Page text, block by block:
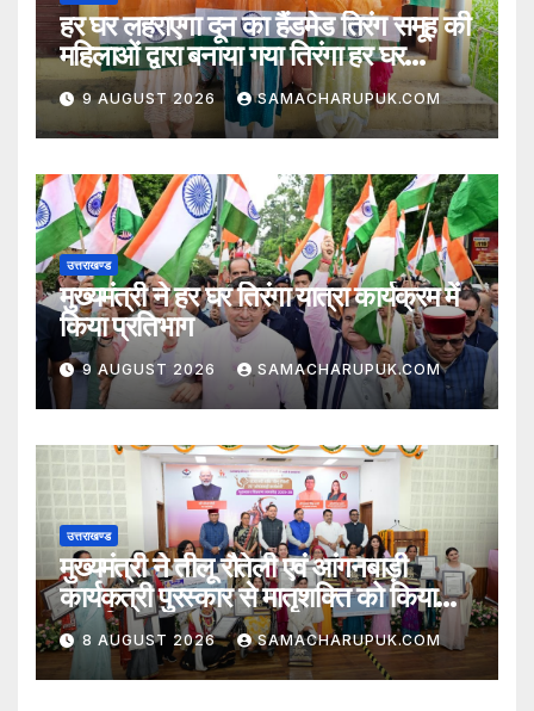
हर घर लहराएगा दून का हैंडमेड तिरंग समूह की
महिलाओं द्वारा बनाया गया तिरंगा हर घर
लहराएगा
9 AUGUST 2026 SAMACHARUPUK.COM
उत्तराखण्ड
मुख्यमंत्री ने हर घर तिरंगा यात्रा कार्यक्रम में
किया प्रतिभाग
9 AUGUST 2026 SAMACHARUPUK.COM
उत्तराखण्ड
मुख्यमंत्री ने तीलू रौतेली एवं आंगनबाड़ी
कार्यकत्री पुरस्कार से मातृशक्ति को किया
सम्मानित
8 AUGUST 2026 SAMACHARUPUK.COM